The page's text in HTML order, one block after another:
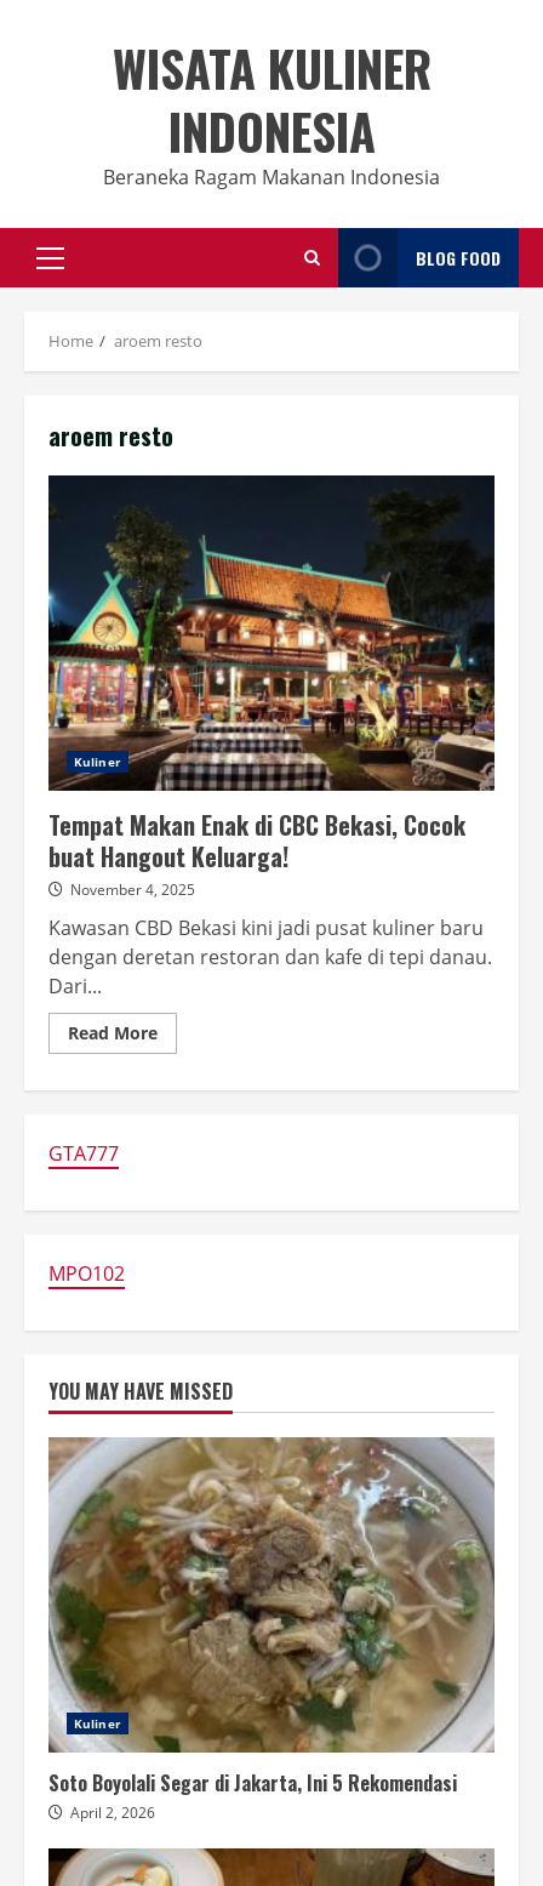
WISATA KULINER
INDONESIA
Beraneka Ragam Makanan Indonesia
Primary
Menu
BLOG FOOD
Home aroem resto
aroem resto
Kuliner
Tempat Makan Enak di CBC Bekasi, Cocok
buat Hangout Keluarga!
November 4, 2025
Kawasan CBD Bekasi kini jadi pusat kuliner baru
dengan deretan restoran dan kafe di tepi danau.
Dari...
Read MoreRead
more
Hangout
GTA777
MPO102
YOU MAY HAVE MISSED
Kuliner
Soto Boyolali Segar di Jakarta, Ini 5 Rekomendasi
April 2, 2026